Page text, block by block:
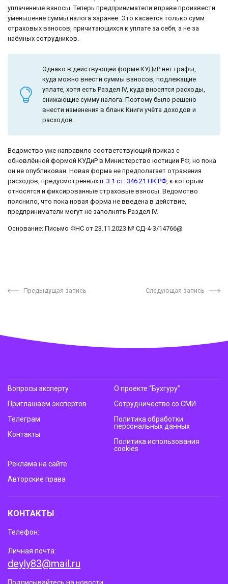
уплаченные взносы. Теперь предприниматели вправе произвести
уменьшение суммы налога заранее. Это касается только сумм
страховых взносов, причитающихся к уплате за себя, а не за
наёмных сотрудников.
Однако в действующей форме КУДиР нет графы,
куда можно внести суммы взносов, подлежащие
уплате, хотя есть Раздел IV, куда вносятся расходы,
снижающие сумму налога. Поэтому было решено
внести изменения в бланк Книги учёта доходов и
расходов.
Ведомство уже направило соответствующий приказ с
обновлённой формой КУДиР в Министерство юстиции РФ, но пока
он не опубликован. Новая форма не предполагает отражения
расходов, предусмотренных п. 3.1 ст. 346.21 НК РФ, к которым
относятся и фиксированные страховые взносы. Ведомство
пояснило, что пока новая форма не введена в действие,
предприниматели могут не заполнять Раздел IV.
Основание: Письмо ФНС от 23.11.2023 № СД-4-3/14766@
Предыдущая запись Следующая запись
Вопросы эксперту
Приглашаем экспертов
Телеграм
Контакты
О проекте “Бухгуру”
Сотрудничество со СМИ
Политика обработки
персональных данных
Политика использования
cookies
Реклама на сайте
Авторские права
КОНТАКТЫ
Телефон:
Личная почта:
deyly83@mail.ru